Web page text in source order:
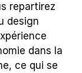
repartirez
design
dans la
ce qui se